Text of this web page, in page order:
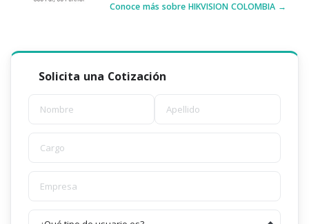
Conoce más sobre HIKVISION COLOMBIA →
Solicita una Cotización